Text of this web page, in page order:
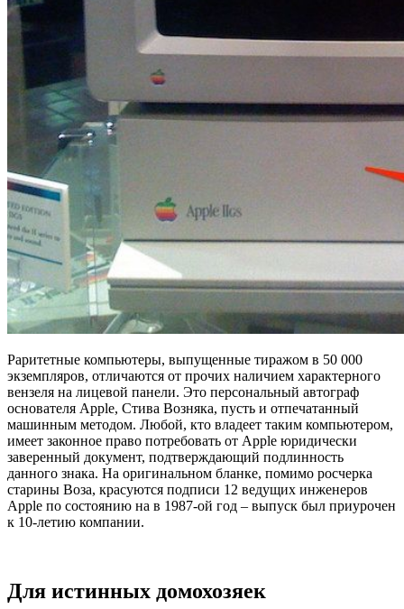
Раритетные компьютеры, выпущенные тиражом в 50 000
экземпляров, отличаются от прочих наличием характерного
вензеля на лицевой панели. Это персональный автограф
основателя Apple, Стива Возняка, пусть и отпечатанный
машинным методом. Любой, кто владеет таким компьютером,
имеет законное право потребовать от Apple юридически
заверенный документ, подтверждающий подлинность
данного знака. На оригинальном бланке, помимо росчерка
старины Воза, красуются подписи 12 ведущих инженеров
Apple по состоянию на в 1987-ой год – выпуск был приурочен
к 10-летию компании.
Для истинных домохозяек